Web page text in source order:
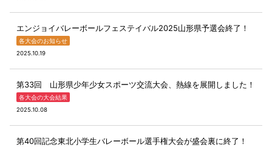
エンジョイバレーボールフェステイバル2025山形県予選会終了！
各大会のお知らせ
2025.10.19
第33回 山形県少年少女スポーツ交流大会、熱線を展開しました！
各大会の大会結果
2025.10.08
第40回記念東北小学生バレーボール選手権大会が盛会裏に終了！